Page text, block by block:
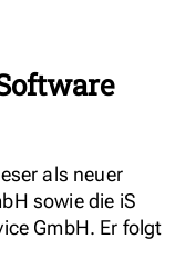
als neuer
sowie die iS
GmbH. Er folgt